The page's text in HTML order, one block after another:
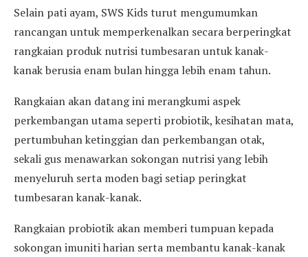
Selain pati ayam, SWS Kids turut mengumumkan
rancangan untuk memperkenalkan secara berperingkat
rangkaian produk nutrisi tumbesaran untuk kanak-
kanak berusia enam bulan hingga lebih enam tahun.
Rangkaian akan datang ini merangkumi aspek
perkembangan utama seperti probiotik, kesihatan mata,
pertumbuhan ketinggian dan perkembangan otak,
sekali gus menawarkan sokongan nutrisi yang lebih
menyeluruh serta moden bagi setiap peringkat
tumbesaran kanak-kanak.
Rangkaian probiotik akan memberi tumpuan kepada
sokongan imuniti harian serta membantu kanak-kanak